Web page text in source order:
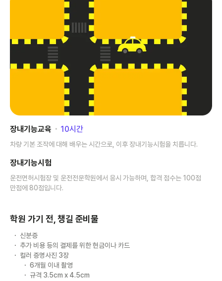
장내기능교육 ･ 10시간
차량 기본 조작에 대해 배우는 시간으로, 이후 장내기능시험을 치릅니다.
장내기능시험
운전면허시험장 및 운전전문학원에서 응시 가능하며, 합격 점수는 100점
만점에 80점입니다.
학원 가기 전, 챙길 준비물
신분증
추가 비용 등의 결제를 위한 현금이나 카드
컬러 증명사진 3장
6개월 이내 촬영
규격 3.5cm x 4.5cm